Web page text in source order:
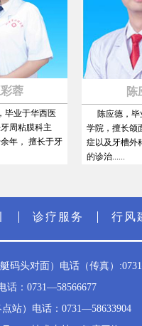
于华西医
膜科主
擅长于牙
陈应德
陈应德，毕业
学院，擅长颌面外
症以及牙槽外科常
的诊治......
诊疗服务 行风
码头对面）电话（传真）
话：0731—58566677
站）电话：0731—58633904